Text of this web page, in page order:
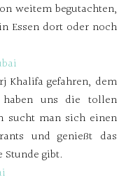
weitem begutachten,
Essen dort oder noch
Khalifa gefahren, dem
haben uns die tollen
sucht man sich einen
und genießt das
Stunde gibt.